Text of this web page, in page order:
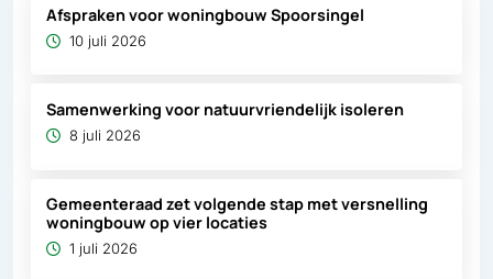
Afspraken voor woningbouw Spoorsingel
10 juli 2026
Samenwerking voor natuurvriendelijk isoleren
8 juli 2026
Gemeenteraad zet volgende stap met versnelling
woningbouw op vier locaties
1 juli 2026